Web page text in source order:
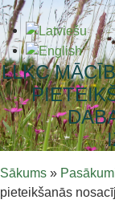
LLKC
Sākums »
pieteikšanās